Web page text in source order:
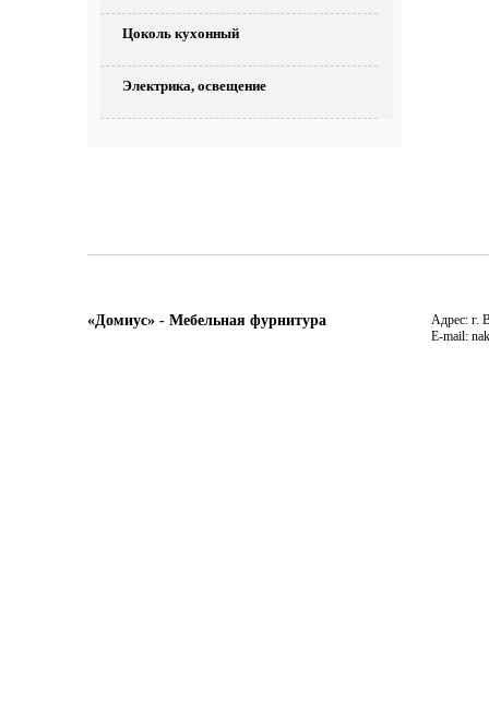
Цоколь кухонный
Электрика, освещение
«Домиус» - Мебельная фурнитура
Адрес: г.
E-mail: